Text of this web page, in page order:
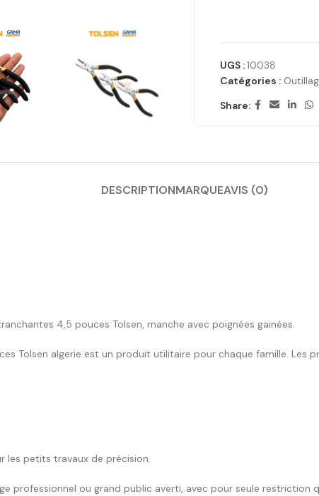
UGS :10038
Catégories :
Share:
DESCRIPTIONMARQUEAVIS (0)
4,5 pouces Tolsen, manche avec poignées gainées.
Tolsen algerie est un produit utilitaire pour chaque famille. Les
les petits travaux de précision.
professionnel ou grand public averti, avec pour seule restriction